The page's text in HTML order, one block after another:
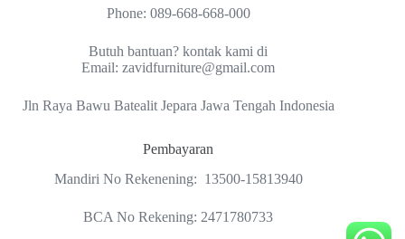
Phone: 089-668-668-000
Butuh bantuan? kontak kami di
Email:zavidfurniture@gmail.com
Jln Raya Bawu Batealit Jepara Jawa Tengah Indonesia
Pembayaran
Mandiri No Rekenening: 13500-15813940
BCA No Rekening: 2471780733